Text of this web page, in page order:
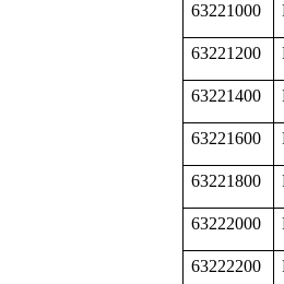
63221000
63221200
63221400
63221600
63221800
63222000
63222200